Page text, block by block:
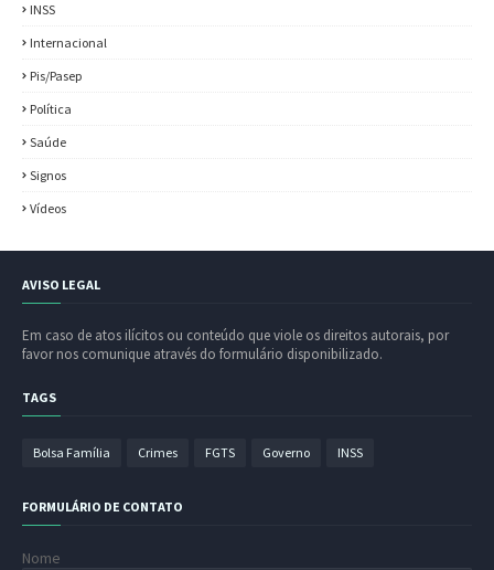
INSS
Internacional
Pis/Pasep
Política
Saúde
Signos
Vídeos
AVISO LEGAL
Em caso de atos ilícitos ou conteúdo que viole os direitos autorais, por
favor nos comunique através do formulário disponibilizado.
TAGS
Bolsa Família Crimes FGTS Governo INSS
FORMULÁRIO DE CONTATO
Nome